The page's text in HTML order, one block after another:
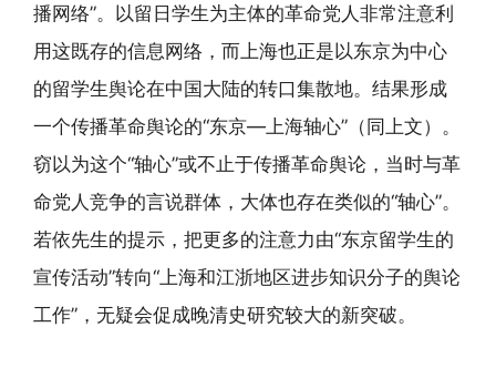
播网络”。以留日学生为主体的革命党人非常注意利
用这既存的信息网络，而上海也正是以东京为中心
的留学生舆论在中国大陆的转口集散地。结果形成
一个传播革命舆论的“东京—上海轴心”（同上文）。
窃以为这个“轴心”或不止于传播革命舆论，当时与革
命党人竞争的言说群体，大体也存在类似的“轴心”。
若依先生的提示，把更多的注意力由“东京留学生的
宣传活动”转向“上海和江浙地区进步知识分子的舆论
工作”，无疑会促成晚清史研究较大的新突破。